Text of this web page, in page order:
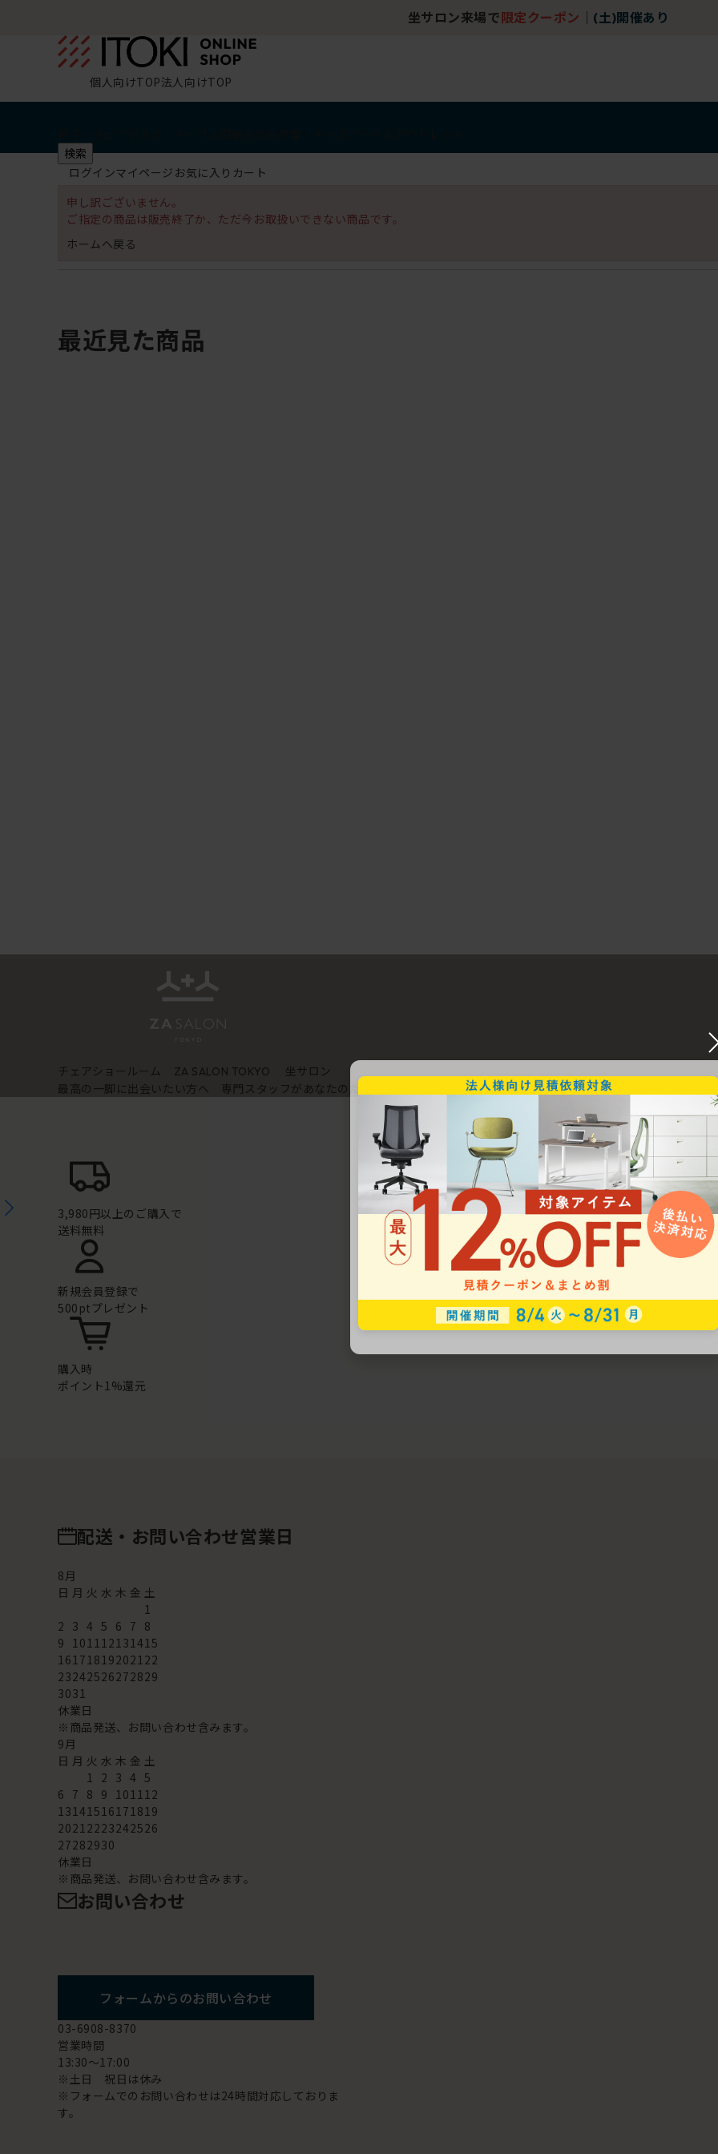
坐サロン来場で 限定クーポン (土)開催あり
個人向けTOP法人向けTOP
検索
ログインマイページ お気に入り カート
申し訳ございません。
ご指定の商品は販売終了か、ただ今お取扱いできない商品です。
ホームへ戻る
最近見た商品
チェアショールーム ZA SALON TOKYO
坐サロン
最高の一脚に出会いたい方へ 専門スタッフがあなたのための椅子選びをサポートいたします。
3,980円以上のご購入で
送料無料
新規会員登録で
500ptプレゼント
購入時
ポイント1%還元
配送・お問い合わせ営業日
8月
日 月 火 水 木 金 土
1
2 3 4 5 6 7 8
9 101112131415
16171819202122
23242526272829
3031
休業日
※商品発送、お問い合わせ含みます。
9月
日 月 火 水 木 金 土
1 2 3 4 5
6 7 8 9 101112
13141516171819
20212223242526
27282930
休業日
※商品発送、お問い合わせ含みます。
お問い合わせ
フォームからのお問い合わせ
03-6908-8370
営業時間
13:30～17:00
※土日 祝日は休み
※フォームでのお問い合わせは24時間対応しておりま
す。